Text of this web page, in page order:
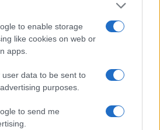
to enable storage
like cookies on web or
apps.
user data to be sent to
purposes.
to send me
la granada, sigue estos consejos
versión griega: proteína y calcio